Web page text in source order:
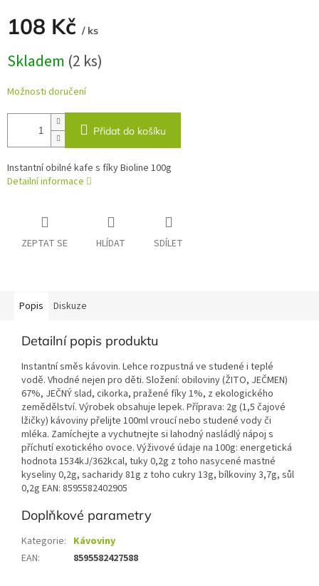
108 Kč / ks
cena:
Skladem (2 ks)
Možnosti doručení
Přidat do košíku
Instantní obilné kafe s fíky Bioline 100g
Detailní informace
ZEPTAT SE HLÍDAT SDÍLET
Popis Diskuze
Detailní popis produktu
Instantní směs kávovin. Lehce rozpustná ve studené i teplé
vodě. Vhodné nejen pro děti. Složení: obiloviny (ŽITO, JEČMEN)
67%, JEČNÝ slad, cikorka, pražené fíky 1%, z ekologického
zemědělství. Výrobek obsahuje lepek. Příprava: 2g (1,5 čajové
lžičky) kávoviny přelijte 100ml vroucí nebo studené vody či
mléka. Zamíchejte a vychutnejte si lahodný nasládlý nápoj s
příchutí exotického ovoce. Výživové údaje na 100g: energetická
hodnota 1534kJ/362kcal, tuky 0,2g z toho nasycené mastné
kyseliny 0,2g, sacharidy 81g z toho cukry 13g, bílkoviny 3,7g, sůl
0,2g EAN: 8595582402905
Doplňkové parametry
Kategorie: Kávoviny
EAN: 8595582427588